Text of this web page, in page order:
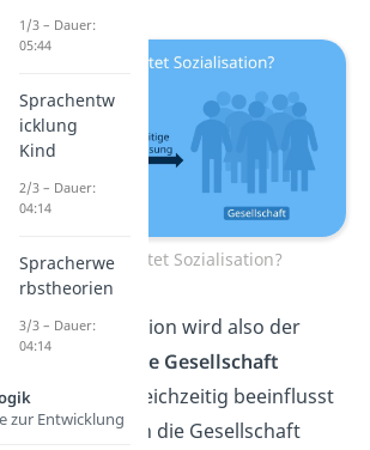
Was bedeutet Sozialisation?
der Sozialisation wird also der
durch die Gesellschaft
Aber gleichzeitig beeinflusst
der Mensch die Gesellschaft
1/3 – Dauer:
05:44
Sprachentw
icklung
Kind
2/3 – Dauer:
04:14
Spracherwe
rbstheorien
3/3 – Dauer:
04:14
zur Entwicklung